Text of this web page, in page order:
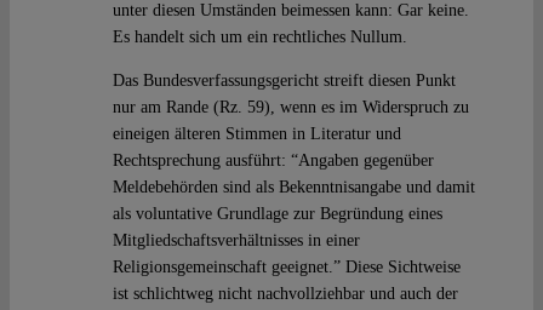
unter diesen Umständen beimessen kann: Gar keine.
Es handelt sich um ein rechtliches Nullum.
Das Bundesverfassungsgericht streift diesen Punkt
nur am Rande (Rz. 59), wenn es im Widerspruch zu
eineigen älteren Stimmen in Literatur und
Rechtsprechung ausführt: “Angaben gegenüber
Meldebehörden sind als Bekenntnisangabe und damit
als voluntative Grundlage zur Begründung eines
Mitgliedschaftsverhältnisses in einer
Religionsgemeinschaft geeignet.” Diese Sichtweise
ist schlichtweg nicht nachvollziehbar und auch der